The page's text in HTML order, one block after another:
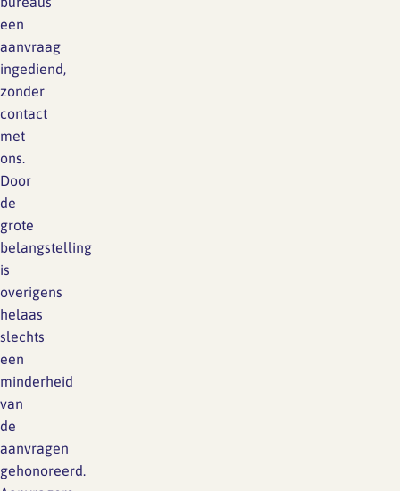
een
aanvraag
ingediend,
zonder
contact
met
ons.
Door
de
grote
belangstelling
is
overigens
helaas
slechts
een
minderheid
van
de
aanvragen
gehonoreerd.